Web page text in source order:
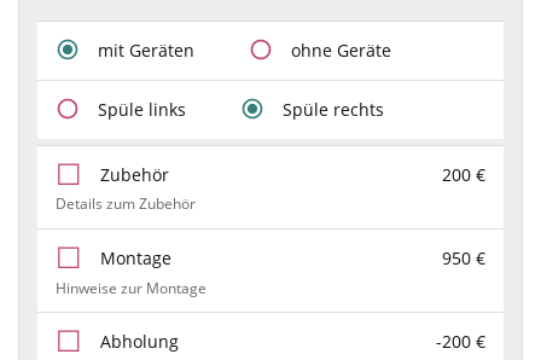
mit Geräten ohne Geräte
Spüle links Spüle rechts
Zubehör 200 €
Details zum Zubehör
Montage 950 €
Hinweise zur Montage
Abholung -200 €